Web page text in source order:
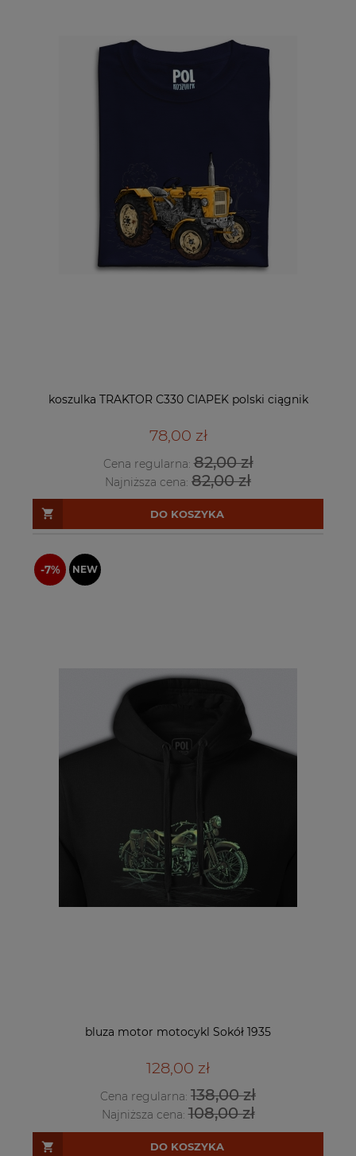
koszulka TRAKTOR C330 CIAPEK polski ciągnik
78,00 zł
Cena regularna:82,00 zł
Najniższa cena: 82,00 zł
DO KOSZYKA
bluza motor motocykl Sokół 1935
128,00 zł
Cena regularna: 138,00 zł
Najniższa cena:108,00 zł
DO KOSZYKA